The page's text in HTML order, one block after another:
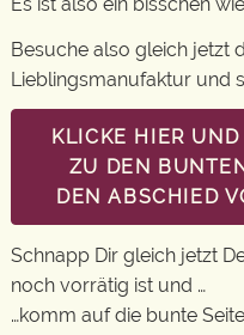
Es ist also ein bisschen
Besuche also gleich jetzt
Lieblingsmanufaktur und
KLICKE HIER
ZU DEN
DEN ABSCHIED
Schnapp Dir gleich jetzt
noch vorrätig ist und …
…komm auf die bunte